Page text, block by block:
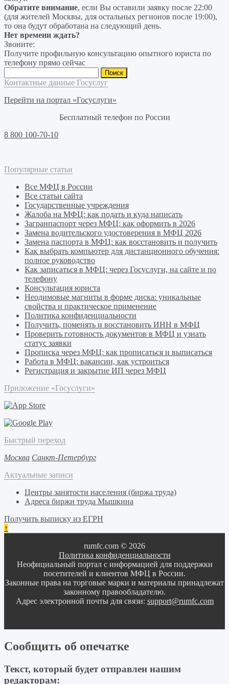
Обратите внимание, если Вы оставили заявку после 22:00
(для жителей Москвы, для остальных регионов после 19:00),
то она будут обработана на следующий день.
Нет времени ждать?
Звоните:
Получите профильную консультацию опытного юриста по
телефону прямо сейчас
Контактные данные Госуслуг
Перейти на портал «Госуслуги»
Бесплатный телефон по России
8 800 100-70-10
Популярные статьи
Все МФЦ в России
Все статьи сайта
Государственные учреждения
Жалоба на МФЦ: как подать и куда написать
Загранпаспорт через МФЦ: как оформить в 2026
Замена водительского удостоверения в МФЦ 2026
Замена паспорта в МФЦ: как восстановить и получить
Как выбрать компьютер для дистанционного обучения:
полное руководство
Как записаться в МФЦ: через Госуслуги, на сайте и по
телефону
Консультация юриста
Неодимовые магниты в форме диска: уникальные
свойства и практическое применение
Политика конфиденциальности
Получить, поменять и восстановить ИНН в МФЦ
Проверить готовность документов в МФЦ и узнать
статус заявки
Прописка через МФЦ: как прописаться и выписаться
Работа в МФЦ: вакансии, как устроиться
Регистрация и закрытие ИП через МФЦ
Приложение «Госуслуги»
Быстрый переход
Москва Санкт-Петербург
Актуальные записи
Центры занятости населения (биржа труда)
Адреса биржи труда Мышкина
Получить выписку из ЕГРН
↑
rumfc.com © 2026
Политика конфиденциальности
Неофициальный портал с информацией для поддержки
посетителей и клиентов МФЦ в России.
Законные права на торговые марки и материалы принадлежат
законному правообладателю.
Адрес электронной почты для связи: support@rumfc.com
Сообщить об опечатке
Текст, который будет отправлен нашим
редакторам: